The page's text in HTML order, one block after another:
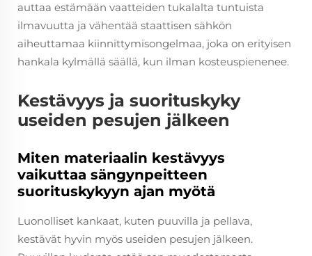
auttaa estämään vaatteiden tukalalta tuntuista
ilmavuutta ja vähentää staattisen sähkön
aiheuttamaa kiinnittymisongelmaa, joka on erityisen
hankala kylmällä säällä, kun ilman kosteuspienenee.
Kestävyys ja suorituskyky
useiden pesujen jälkeen
Miten materiaalin kestävyys
vaikuttaa sängynpeitteen
suorituskykyyn ajan myötä
Luonolliset kankaat, kuten puuvilla ja pellava,
kestävät hyvin myös useiden pesujen jälkeen.